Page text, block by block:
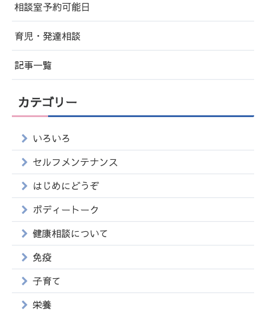
相談室予約可能日
育児・発達相談
記事一覧
カテゴリー
いろいろ
セルフメンテナンス
はじめにどうぞ
ボディートーク
健康相談について
免疫
子育て
栄養